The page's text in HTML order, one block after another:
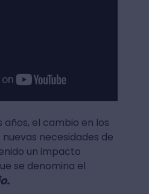
el cambio en los
necesidades de
un impacto
se denomina el